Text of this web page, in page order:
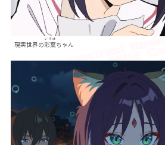
現実世界の彩葉
いろは
ちゃん